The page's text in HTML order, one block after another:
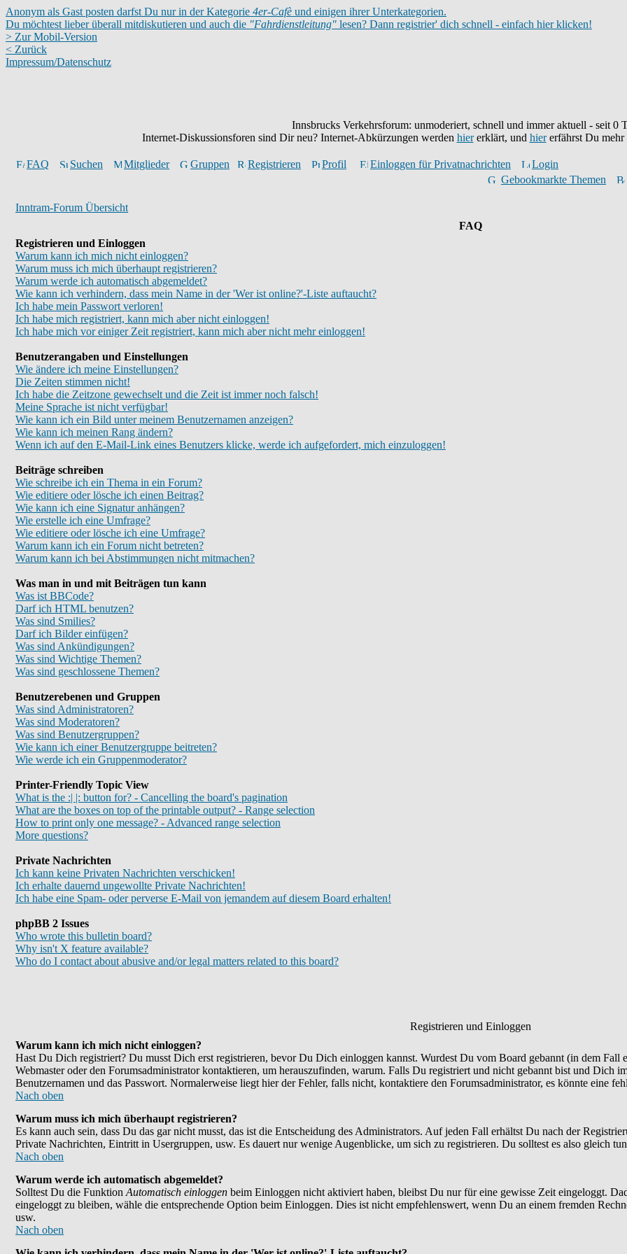
Anonym als Gast posten darfst Du nur in der Kategorie 4er-Cafè und einigen ihrer Unterkategorien.
Du möchtest lieber überall mitdiskutieren und auch die "Fahrdienstleitung" lesen? Dann registrier' dich schnell - einfach hier klicken!
> Zur Mobil-Version
< Zurück
Impressum/Datenschutz
Innsbrucks Verkehrsforum: unmoderiert, schnell und immer aktuell - seit 0
Internet-Diskussionsforen sind Dir neu? Internet-Abkürzungen werden hiererklärt, und hiererfährst Du mehr
FAQ Suchen Mitglieder Gruppen Registrieren Profil Einloggen für Privatnachrichten
Login
Gebookmarkte Themen
Inntram-Forum Übersicht
FAQ
Registrieren und Einloggen
Warum kann ich mich nicht einloggen?
Warum muss ich mich überhaupt registrieren?
Warum werde ich automatisch abgemeldet?
Wie kann ich verhindern, dass mein Name in der 'Wer ist online?'-Liste auftaucht?
Ich habe mein Passwort verloren!
Ich habe mich registriert, kann mich aber nicht einloggen!
Ich habe mich vor einiger Zeit registriert, kann mich aber nicht mehr einloggen!
Benutzerangaben und Einstellungen
Wie ändere ich meine Einstellungen?
Die Zeiten stimmen nicht!
Ich habe die Zeitzone gewechselt und die Zeit ist immer noch falsch!
Meine Sprache ist nicht verfügbar!
Wie kann ich ein Bild unter meinem Benutzernamen anzeigen?
Wie kann ich meinen Rang ändern?
Wenn ich auf den E-Mail-Link eines Benutzers klicke, werde ich aufgefordert, mich einzuloggen!
Beiträge schreiben
Wie schreibe ich ein Thema in ein Forum?
Wie editiere oder lösche ich einen Beitrag?
Wie kann ich eine Signatur anhängen?
Wie erstelle ich eine Umfrage?
Wie editiere oder lösche ich eine Umfrage?
Warum kann ich ein Forum nicht betreten?
Warum kann ich bei Abstimmungen nicht mitmachen?
Was man in und mit Beiträgen tun kann
Was ist BBCode?
Darf ich HTML benutzen?
Was sind Smilies?
Darf ich Bilder einfügen?
Was sind Ankündigungen?
Was sind Wichtige Themen?
Was sind geschlossene Themen?
Benutzerebenen und Gruppen
Was sind Administratoren?
Was sind Moderatoren?
Was sind Benutzergruppen?
Wie kann ich einer Benutzergruppe beitreten?
Wie werde ich ein Gruppenmoderator?
Printer-Friendly Topic View
What is the :| |: button for? - Cancelling the board's pagination
What are the boxes on top of the printable output? - Range selection
How to print only one message? - Advanced range selection
More questions?
Private Nachrichten
Ich kann keine Privaten Nachrichten verschicken!
Ich erhalte dauernd ungewollte Private Nachrichten!
Ich habe eine Spam- oder perverse E-Mail von jemandem auf diesem Board erhalten!
phpBB 2 Issues
Who wrote this bulletin board?
Why isn't X feature available?
Who do I contact about abusive and/or legal matters related to this board?
Registrieren und Einloggen
Warum kann ich mich nicht einloggen?
Hast Du Dich registriert? Du musst Dich erst registrieren, bevor Du Dich einloggen kannst. Wurdest Du vom Board gebannt (in dem Fall
Webmaster oder den Forumsadministrator kontaktieren, um herauszufinden, warum. Falls Du registriert und nicht gebannt bist und Dich
Benutzernamen und das Passwort. Normalerweise liegt hier der Fehler, falls nicht, kontaktiere den Forumsadministrator, es könnte eine
Nach oben
Warum muss ich mich überhaupt registrieren?
Es kann auch sein, dass Du das gar nicht musst, das ist die Entscheidung des Administrators. Auf jeden Fall erhältst Du nach der
Private Nachrichten, Eintritt in Usergruppen, usw. Es dauert nur wenige Augenblicke, um sich zu registrieren. Du solltest es also gleich
Nach oben
Warum werde ich automatisch abgemeldet?
Solltest Du die Funktion Automatisch einloggen beim Einloggen nicht aktiviert haben, bleibst Du nur für eine gewisse Zeit eingeloggt.
eingeloggt zu bleiben, wähle die entsprechende Option beim Einloggen. Dies ist nicht empfehlenswert, wenn Du an einem fremden
usw.
Nach oben